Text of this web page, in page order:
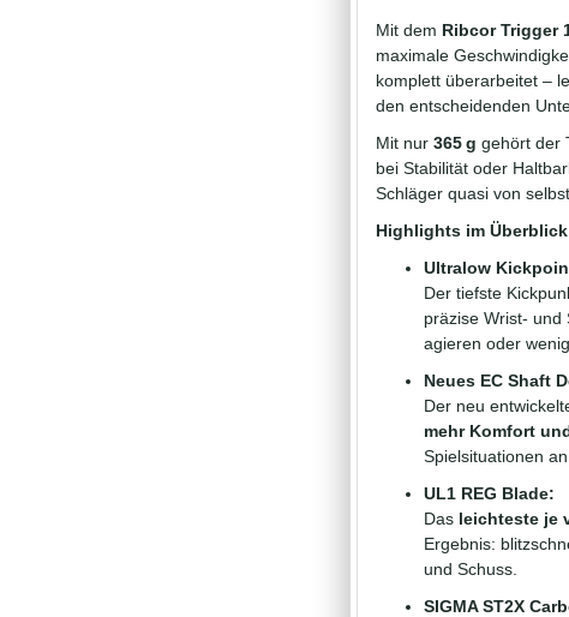
Mit dem Ribcor Trigger
maximale
komplett überarbeitet –
den entscheidenden
Mit nur 365 g gehört der
bei Stabilität oder
Schläger quasi von
Highlights im
Ultralow
Der tiefste
präzise Wrist- und
agieren oder
Neues EC Shaft
Der neu
mehr Komfort
Spielsituationen
UL1 REG Blade:
Das leichteste je
Ergebnis:
und Schuss.
SIGMA ST2X